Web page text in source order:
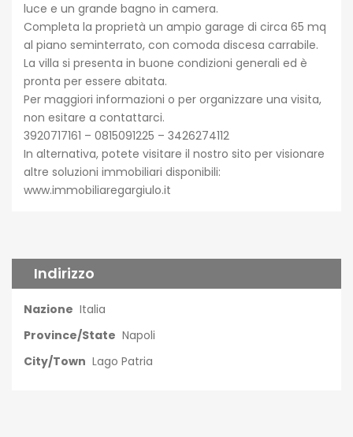
luce e un grande bagno in camera.
Completa la proprietà un ampio garage di circa 65 mq
al piano seminterrato, con comoda discesa carrabile.
La villa si presenta in buone condizioni generali ed è
pronta per essere abitata.
Per maggiori informazioni o per organizzare una visita,
non esitare a contattarci.
3920717161 – 0815091225 – 3426274112
In alternativa, potete visitare il nostro sito per visionare
altre soluzioni immobiliari disponibili:
www.immobiliaregargiulo.it
Indirizzo
Nazione Italia
Province/State Napoli
City/Town Lago Patria